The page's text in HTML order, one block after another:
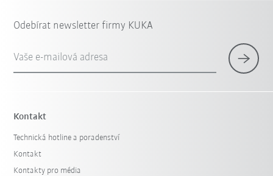
Odebírat newsletter firmy KUKA
Vaše e-mailová adresa
Kontakt
Technická hotline a poradenství
Kontakt
Kontakty pro média